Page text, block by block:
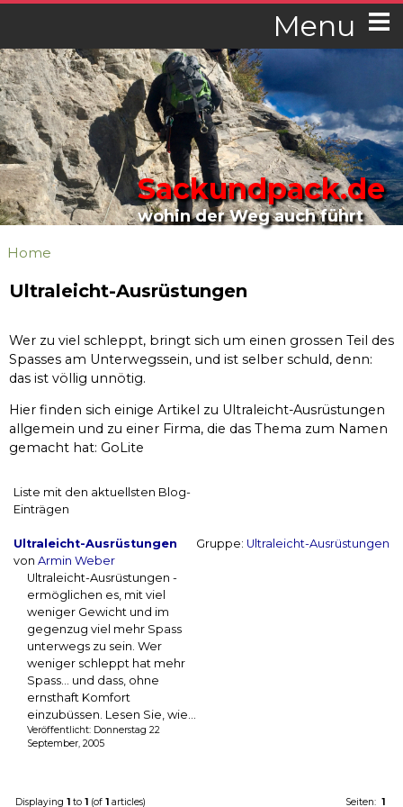
Menu
Sackundpack.de
wohin der Weg auch führt
Home
Ultraleicht-Ausrüstungen
Wer zu viel schleppt, bringt sich um einen grossen Teil des
Spasses am Unterwegssein, und ist selber schuld, denn:
das ist völlig unnötig.
Hier finden sich einige Artikel zu Ultraleicht-Ausrüstungen
allgemein und zu einer Firma, die das Thema zum Namen
gemacht hat: GoLite
Liste mit den aktuellsten Blog-
Einträgen
Ultraleicht-Ausrüstungen
von Armin Weber
Gruppe: Ultraleicht-Ausrüstungen
Ultraleicht-Ausrüstungen -
ermöglichen es, mit viel
weniger Gewicht und im
gegenzug viel mehr Spass
unterwegs zu sein. Wer
weniger schleppt hat mehr
Spass... und dass, ohne
ernsthaft Komfort
einzubüssen. Lesen Sie, wie...
Veröffentlicht: Donnerstag 22
September, 2005
Displaying 1 to 1 (of 1 articles) Seiten: 1